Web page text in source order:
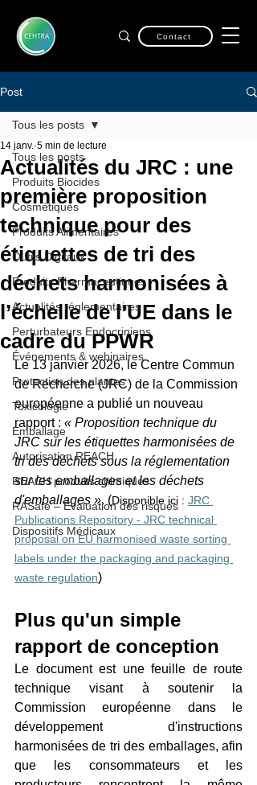
Contact
Post
Tous les posts
Produits Biocides
Cosmétiques
Produits Alimentaires
Outils Digitaux
Produits Pharmaceutiques
Actualités réglementaires
Perturbateurs Endocriniens
Événements & webinaires
Protection des plantes
Toxicologie
Emballage
Autorisation REACH
REACH produits chimiques
RASafe – Évaluation des risques
Dispositifs Médicaux
Tous les posts
Actualités du JRC : une
première proposition
technique pour des
étiquettes de tri des
déchets harmonisées à
l’échelle de l’UE dans le
cadre du PPWR
14 janv. 5 min de lecture
Le 13 janvier 2026, le Centre Commun
de Recherche (JRC) de la Commission
européenne a publié un nouveau
rapport : « Proposition technique du
JRC sur les étiquettes harmonisées de
tri des déchets sous la réglementation
sur les emballages et les déchets
d'emballages ». (Disponible ici : JRC
Publications Repository - JRC technical
proposal on EU harmonised waste sorting
labels under the packaging and packaging
waste regulation)
Plus qu'un simple
rapport de conception
Le document est une feuille de route
technique visant à soutenir la
Commission européenne dans le
développement d'instructions
harmonisées de tri des emballages, afin
que les consommateurs et les